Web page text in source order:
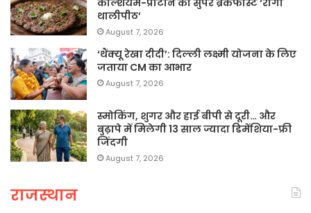
कैल्शियम-प्रोटीन का सुपर ब्रेकफास्ट ‘रागी
थालीपीठ’
August 7, 2026
‘थैंक्यू रेखा दीदी’: दिल्ली लक्ष्मी योजना के लिए
जताया CM का आभार
August 7, 2026
स्मोकिंग, शुगर और हाई बीपी से दूरी… और
बुढ़ापे में मिलेगी 13 साल ज्यादा डिमेंशिया-फ्री
जिंदगी
August 7, 2026
राजस्थान